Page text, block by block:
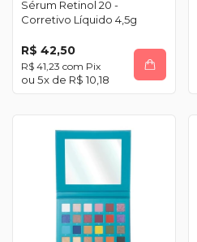
Sérum Retinol 20 -
Corretivo Líquido 4,5g
R$ 42,50
R$ 41,23 com Pix
5x de R$ 10,18